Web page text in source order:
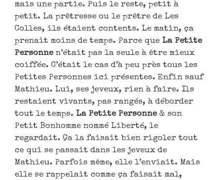
mais une partie. Puis le reste, petit à
petit. La prêtresse ou le prêtre de Les
Colles, ils étaient contents. Le matin, ça
prenait moins de temps. Parce que La Petite
Personnen’était pas la seule à être mieux
coiffée. C’était le cas d’à peu près tous les
Petites Personnes ici présentes. Enfin sauf
Mathieu. Lui, ses jeveux, rien à faire. Ils
restaient vivants, pas rangés, à déborder
tout le temps. La Petite Personne& son
Petit Bonhomme nommé Liberté, le
regardait. Ça la faisait bien rigoler tout
ce qui se passait dans les jeveux de
Mathieu. Parfois même, elle l’enviait. Mais
elle se rappelait comme ça faisait mal,